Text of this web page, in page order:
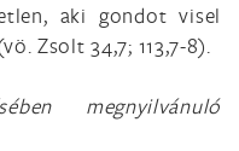
aki gondot visel
Zsolt 34,7; 113,7-8).
megnyilvánuló